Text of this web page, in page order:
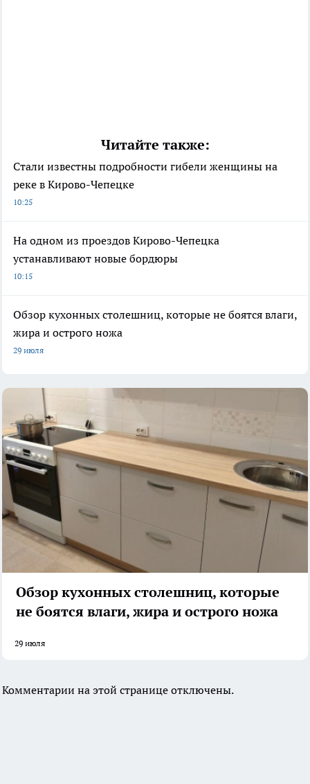
Читайте также:
Стали известны подробности гибели женщины на
реке в Кирово-Чепецке
10:25
На одном из проездов Кирово-Чепецка
устанавливают новые бордюры
10:15
Обзор кухонных столешниц, которые не боятся влаги,
жира и острого ножа
29 июля
Обзор кухонных столешниц, которые
не боятся влаги, жира и острого ножа
29 июля
Комментарии на этой странице отключены.